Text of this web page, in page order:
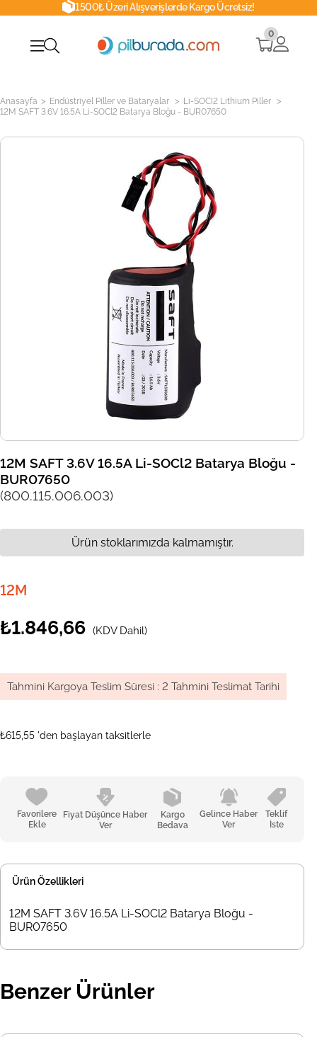
1500₺ Üzeri Alışverişlerde Kargo Ücretsiz!
0
Anasayfa > Endüstriyel Piller ve Bataryalar > Li-SOCI2 Lithium Piller >
12M SAFT 3.6V 16.5A Li-SOCl2 Batarya Bloğu - BUR07650
12M SAFT 3.6V 16.5A Li-SOCl2 Batarya Bloğu -
BUR07650
(800.115.006.003)
12M
₺1.846,66 (KDV Dahil)
Tahmini Kargoya Teslim Süresi : 2 Tahmini Teslimat Tarihi
₺615,55 'den başlayan taksitlerle
Favorilere
Ekle
Fiyat Düşünce Haber
Ver
Kargo
Bedava
Gelince Haber
Ver
Teklif
İste
Ürün stoklarımızda kalmamıştır.
Ürün Özellikleri
12M SAFT 3.6V 16.5A Li-SOCl2 Batarya Bloğu -
BUR07650
Benzer Ürünler